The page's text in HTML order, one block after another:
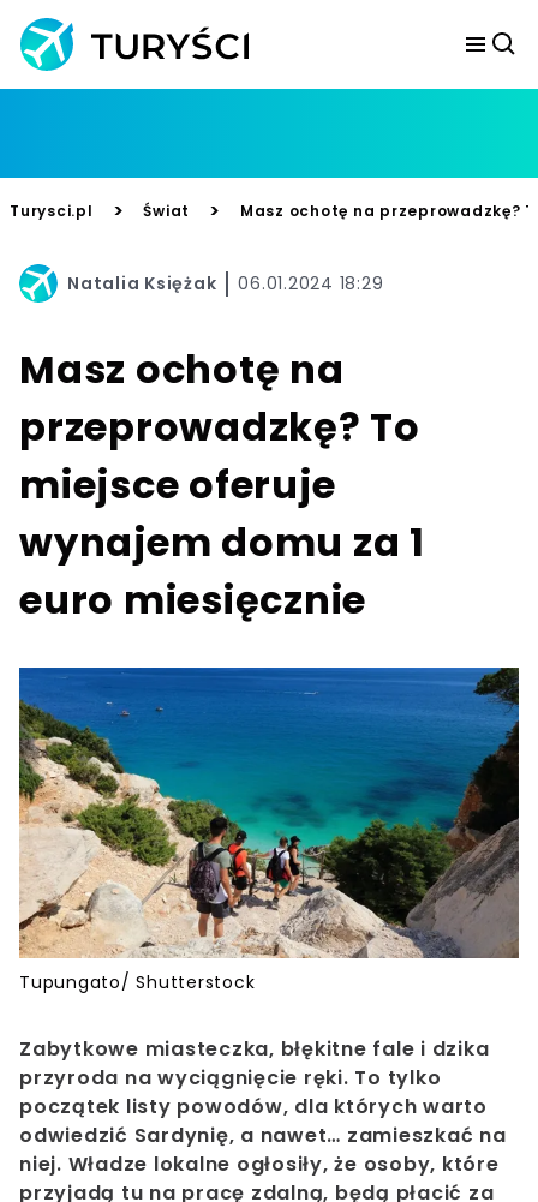
Turysci.pl > Świat > Masz ochotę na przeprowadzkę?
Natalia Księżak 06.01.2024 18:29
Masz ochotę na
przeprowadzkę? To
miejsce oferuje
wynajem domu za 1
euro miesięcznie
Tupungato/ Shutterstock
Zabytkowe miasteczka, błękitne fale i dzika
przyroda na wyciągnięcie ręki. To tylko
początek listy powodów, dla których warto
odwiedzić Sardynię, a nawet… zamieszkać na
niej. Władze lokalne ogłosiły, że osoby, które
przyjadą tu na pracę zdalną, będą płacić za